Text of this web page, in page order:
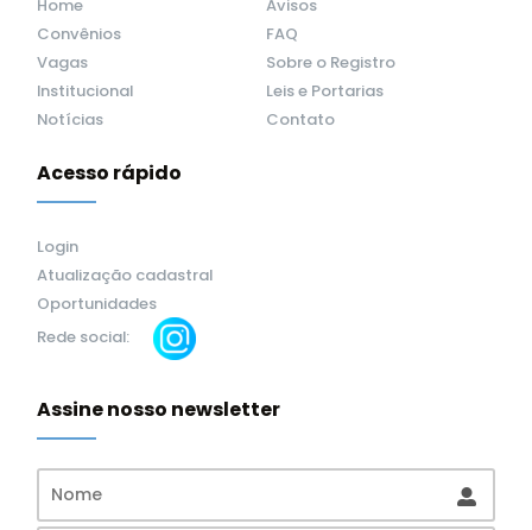
Home
Avisos
Convênios
FAQ
Vagas
Sobre o Registro
Institucional
Leis e Portarias
Notícias
Contato
Acesso rápido
Login
Atualização cadastral
Oportunidades
Rede social:
Assine nosso newsletter